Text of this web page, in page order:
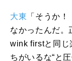
大東 「そうか！
なかったんだ。
wink firstと同じ
ちがいるな“と